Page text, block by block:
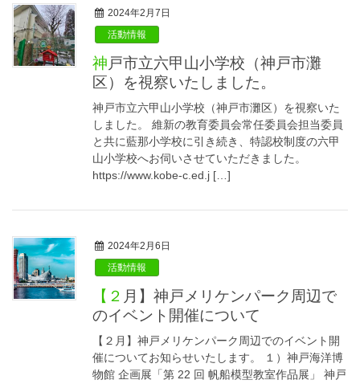
2024年2月7日
活動情報
神戸市立六甲山小学校（神戸市灘
区）を視察いたしました。
神戸市立六甲山小学校（神戸市灘区）を視察いた
しました。 維新の教育委員会常任委員会担当委員
と共に藍那小学校に引き続き、特認校制度の六甲
山小学校へお伺いさせていただきました。
https://www.kobe-c.ed.j […]
2024年2月6日
活動情報
【２月】神戸メリケンパーク周辺で
のイベント開催について
【２月】神戸メリケンパーク周辺でのイベント開
催についてお知らせいたします。 １）神戸海洋博
物館 企画展「第 22 回 帆船模型教室作品展」 神戸